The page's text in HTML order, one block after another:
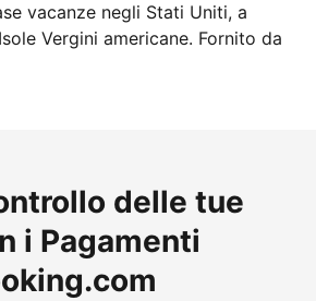
vacanze negli Stati Uniti, a
Vergini americane. Fornito da
delle tue
i Pagamenti